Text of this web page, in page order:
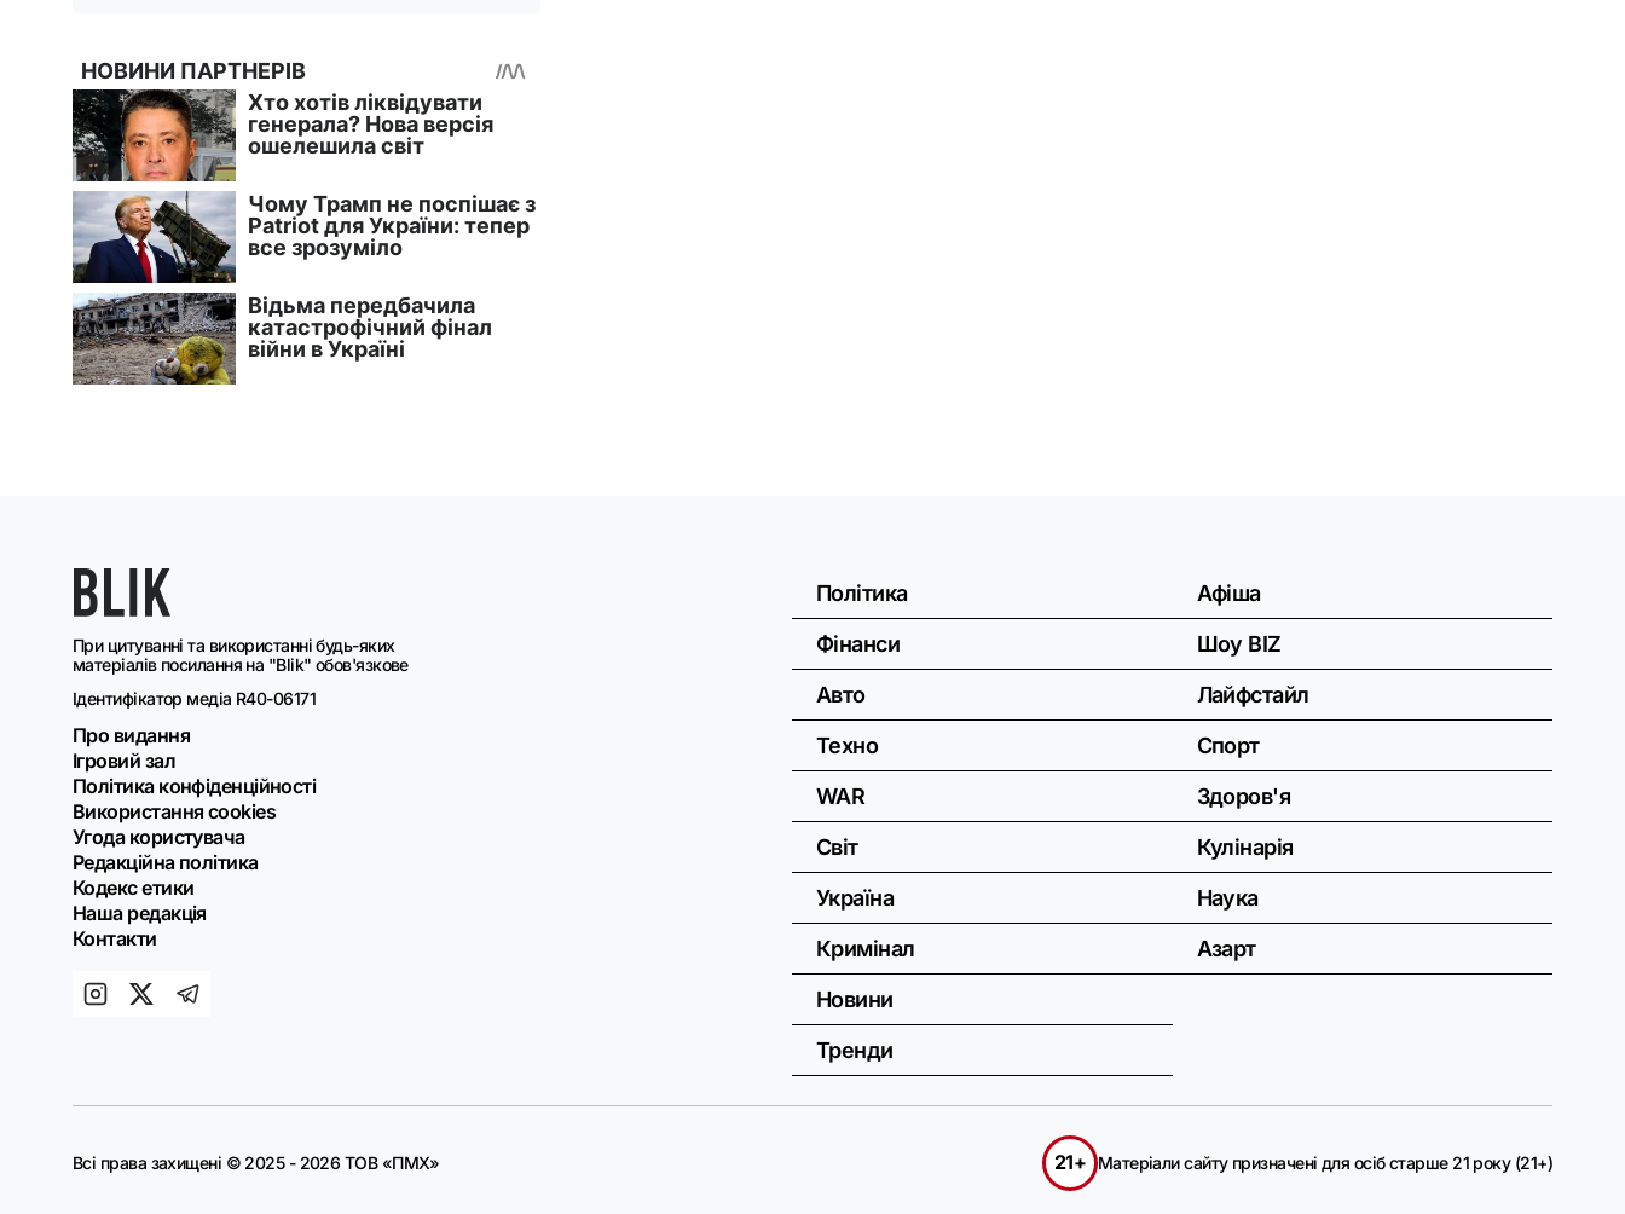
При цитуванні та використанні будь-яких
матеріалів посилання на "Blik" обов'язкове
Ідентифікатор медіа R40-06171
Про видання
Ігровий зал
Політика конфіденційності
Використання cookies
Угода користувача
Редакційна політика
Кодекс етики
Наша редакція
Контакти
Політика
Фінанси
Авто
Техно
WAR
Світ
Україна
Кримінал
Новини
Тренди
Афіша
Шоу BIZ
Лайфстайл
Спорт
Здоров'я
Кулінарія
Наука
Азарт
Всі права захищені © 2025 - 2026 ТОВ «ПМХ» 21+ Матеріали сайту призначені для осіб старше 21 року (21+)